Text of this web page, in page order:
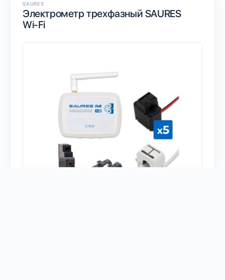
SAURES
Электрометр трехфазный SAURES
Wi-Fi